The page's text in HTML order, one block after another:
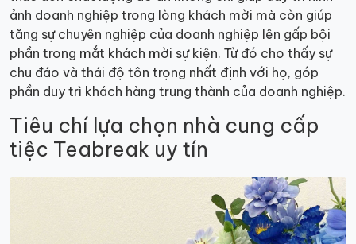
ảnh doanh nghiệp trong lòng khách mời mà còn giúp
tăng sự chuyên nghiệp của doanh nghiệp lên gấp bội
phần trong mắt khách mời sự kiện. Từ đó cho thấy sự
chu đáo và thái độ tôn trọng nhất định với họ, góp
phần duy trì khách hàng trung thành của doanh nghiệp.
Tiêu chí lựa chọn nhà cung cấp
tiệc Teabreak uy tín